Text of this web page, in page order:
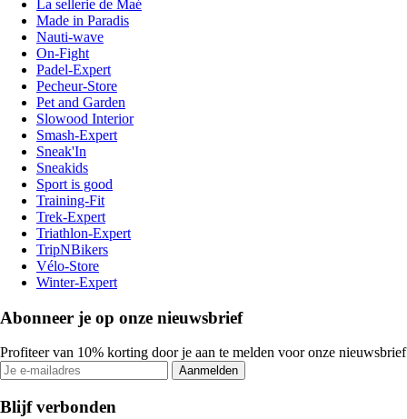
La sellerie de Maé
Made in Paradis
Nauti-wave
On-Fight
Padel-Expert
Pecheur-Store
Pet and Garden
Slowood Interior
Smash-Expert
Sneak'In
Sneakids
Sport is good
Training-Fit
Trek-Expert
Triathlon-Expert
TripNBikers
Vélo-Store
Winter-Expert
Abonneer je op onze nieuwsbrief
Profiteer van 10% korting door je aan te melden voor onze nieuwsbrief
Aanmelden
Blijf verbonden